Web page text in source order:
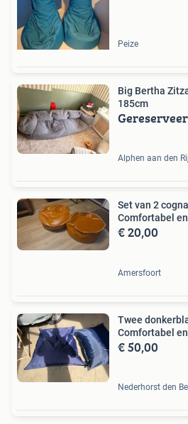
Peize
Big Bertha
185cm
Alphen aan den
Set van 2
Comfortabel
€ 20,00
Amersfoort
Twee
Comfortabel
€ 50,00
Nederhorst den